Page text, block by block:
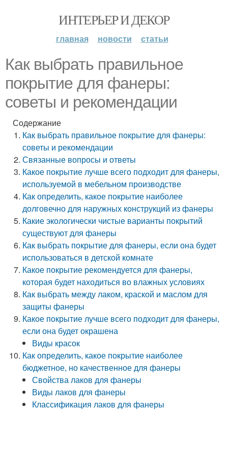
ИНТЕРЬЕР И ДЕКОР
главная новости статьи
Как выбрать правильное
покрытие для фанеры:
советы и рекомендации
Содержание
Как выбрать правильное покрытие для фанеры:
советы и рекомендации
Связанные вопросы и ответы
Какое покрытие лучше всего подходит для фанеры,
используемой в мебельном производстве
Как определить, какое покрытие наиболее
долговечно для наружных конструкций из фанеры
Какие экологически чистые варианты покрытий
существуют для фанеры
Как выбрать покрытие для фанеры, если она будет
использоваться в детской комнате
Какое покрытие рекомендуется для фанеры,
которая будет находиться во влажных условиях
Как выбрать между лаком, краской и маслом для
защиты фанеры
Какое покрытие лучше всего подходит для фанеры,
если она будет окрашена
Виды красок
Как определить, какое покрытие наиболее
бюджетное, но качественное для фанеры
Свойства лаков для фанеры
Виды лаков для фанеры
Классификация лаков для фанеры